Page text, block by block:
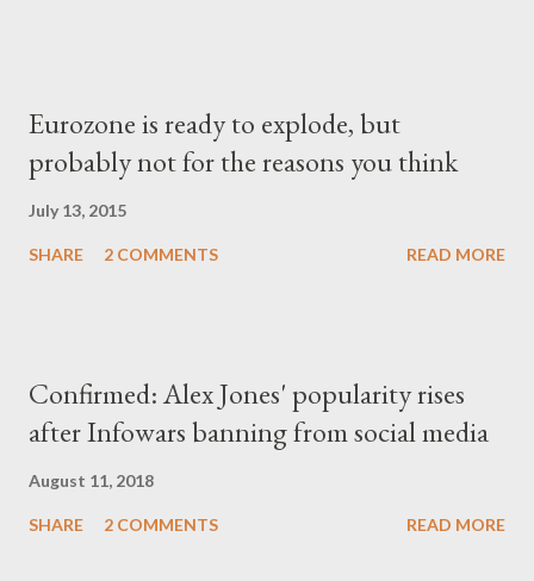
Eurozone is ready to explode, but
probably not for the reasons you think
July 13, 2015
SHARE 2 COMMENTS READ MORE
Confirmed: Alex Jones' popularity rises
after Infowars banning from social media
August 11, 2018
SHARE 2 COMMENTS READ MORE